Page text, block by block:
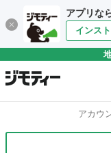
アプリな
インス
アカウ